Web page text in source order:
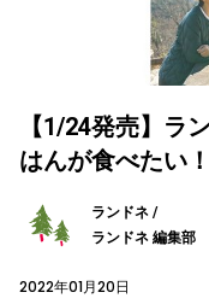
【1/24発売】ラ
はんが食べたい
ランドネ /
ランドネ 編集部
2022年01月20日